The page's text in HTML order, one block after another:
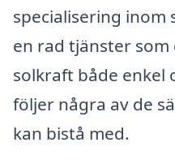
specialisering inom
en rad tjänster
solkraft både enkel
följer några av de
kan bistå med.